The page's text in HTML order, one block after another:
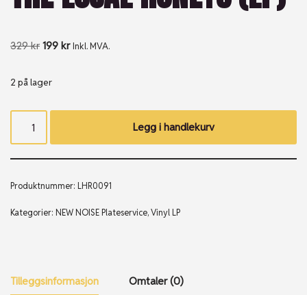
329kr 199 kr Inkl. MVA.
2 på lager
Legg i handlekurv
Produktnummer: LHR0091
Kategorier: NEW NOISE Plateservice,Vinyl LP
Tilleggsinformasjon Omtaler (0)